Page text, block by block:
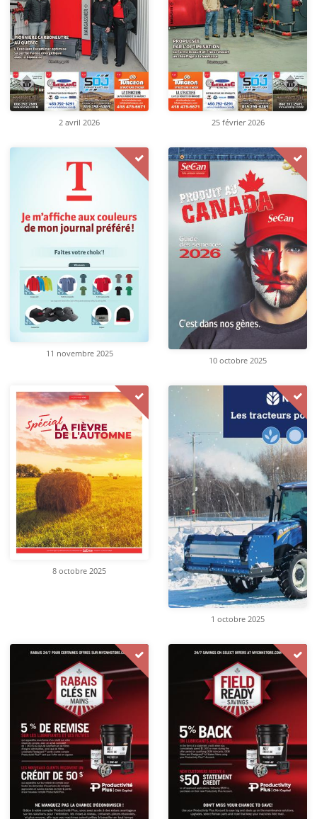
2 avril 2026 25 février 2026
11 novembre 2025
10 octobre 2025
8 octobre 2025
1 octobre 2025